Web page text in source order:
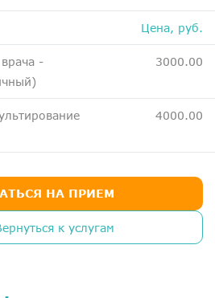
Медосмотры для справок
Анализы
ДМС
Чекапы
О компании
Цена, руб.
-
3000.00
4000.00
к услугам
НА ПРИЕМ